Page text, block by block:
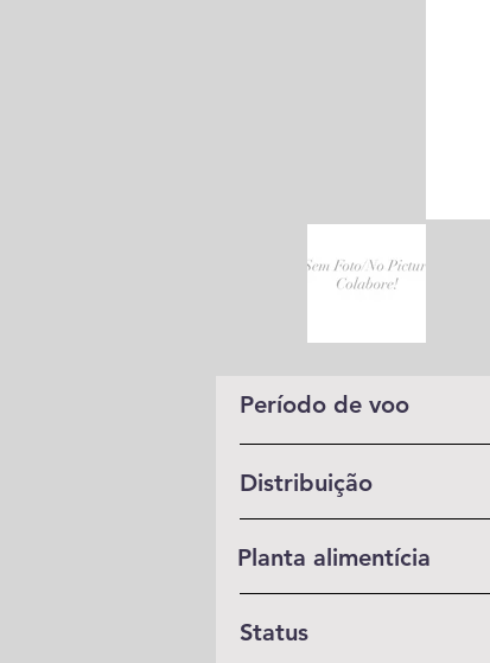
Período de voo
Distribuição
Planta alimentícia
Status